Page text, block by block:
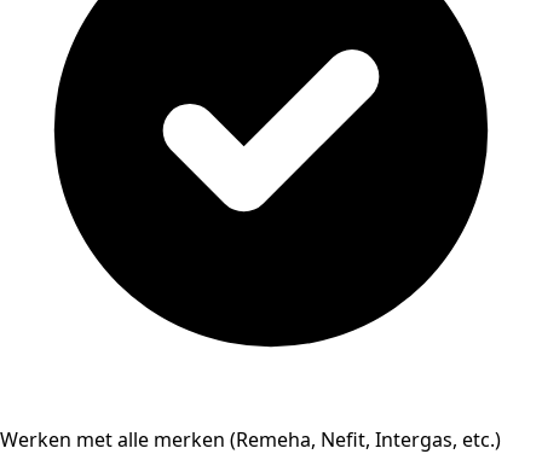
Werken met alle merken (Remeha, Nefit, Intergas, etc.)